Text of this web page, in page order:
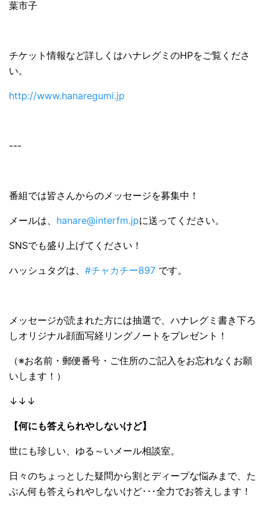
葉市子
チケット情報など詳しくはハナレグミのHPをご覧くださ
い。
http://www.hanaregumi.jp
---
番組では皆さんからのメッセージを募集中！
メールは、 hanare@interfm.jpに送ってください。
SNSでも盛り上げてください！
ハッシュタグは、 #チャカチー897 です。
メッセージが読まれた方には抽選で、ハナレグミ書き下ろ
しオリジナル顔面写経リングノートをプレゼント！
（※お名前・郵便番号・ご住所のご記入をお忘れなくお願
いします！）
↓↓↓
【何にも答えられやしないけど】
世にも珍しい、ゆる～いメール相談室。
日々のちょっとした疑問から割とディープな悩みまで、た
ぶん何も答えられやしないけど･･･全力でお答えします！